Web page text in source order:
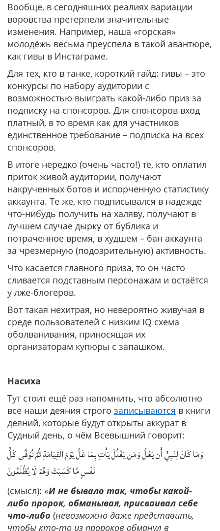
Вообще, в сегодняшних реалиях вариации
воровства претерпели значительные
изменения. Например, наша «горская»
молодёжь весьма преуспела в такой авантюре,
как гивы в Инстаграме.
Для тех, кто в танке, короткий гайд: гивы – это
конкурсы по набору аудитории с
возможностью выиграть какой-либо приз за
подписку на спонсоров. Для спонсоров вход
платный, в то время как для участников
единственное требование – подписка на всех
спонсоров.
В итоге нередко (очень часто!) те, кто оплатил
приток живой аудитории, получают
накрученных ботов и испорченную статистику
аккаунта. Те же, кто подписывался в надежде
что-нибудь получить на халяву, получают в
лучшем случае дырку от бублика и
потраченное время, в худшем – бан аккаунта
за чрезмерную (подозрительную) активность.
Что касается главного приза, то он часто
сливается подставным персонажам и остаётся
у лже-блогеров.
Вот такая нехитрая, но невероятно живучая в
среде пользователей с низким IQ схема
оболванивания, приносящая их
организаторам купюры с запашком.
Насиха
Тут стоит ещё раз напомнить, что абсолютно
все наши деяния строго записываются в книги
деяний, которые будут открыты аккурат в
Судный день, о чём Всевышний говорит:
وَمَا كَانَ لِنَبِيٍّ أَن يَغُلَّ وَمَن يَغْلُلْ يَأْتِ بِمَا غَلَّ يَوْمَ الْقِيَامَةِ ثُمَّ تُوَفَّى كُلُّ
نَفْسٍ مَّا كَسَبَتْ وَهُمْ لَا يُظْلَمُونَ
(смысл): «И не бывало так, чтобы какой-
либо пророк, обманывая, присваивал себе
что-либо (невозможно даже представить,
чтобы кто-то из пророков обманул в